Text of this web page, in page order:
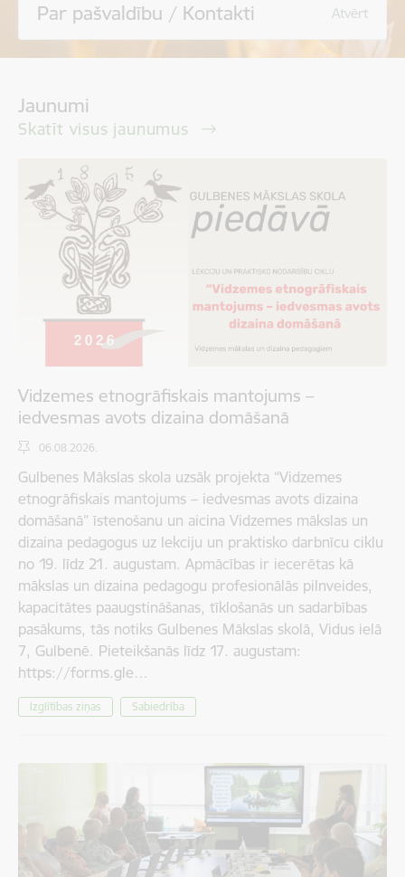
Par pašvaldību / Kontakti Atvērt
Jaunumi
Skatīt visus jaunumus
Vidzemes etnogrāfiskais mantojums –
iedvesmas avots dizaina domāšanā
06.08.2026.
Gulbenes Mākslas skola uzsāk projekta “Vidzemes
etnogrāfiskais mantojums – iedvesmas avots dizaina
domāšanā” īstenošanu un aicina Vidzemes mākslas un
dizaina pedagogus uz lekciju un praktisko darbnīcu ciklu
no 19. līdz 21. augustam. Apmācības ir iecerētas kā
mākslas un dizaina pedagogu profesionālās pilnveides,
kapacitātes paaugstināšanas, tīklošanās un sadarbības
pasākums, tās notiks Gulbenes Mākslas skolā, Vidus ielā
7, Gulbenē. Pieteikšanās līdz 17. augustam:
https://forms.gle…
Izglītības ziņas Sabiedrība